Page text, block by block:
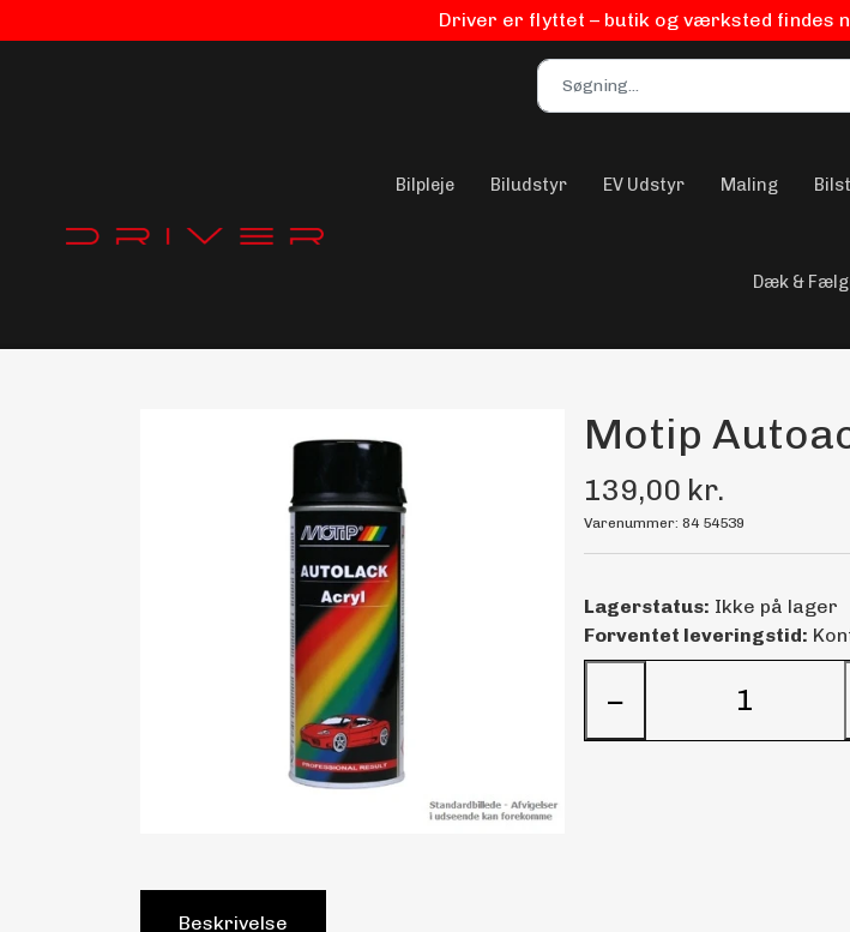
Driver er flyttet – butik og værksted findes
Bilpleje Biludstyr EV Udstyr Maling
Dæk &
Motip
139,00 kr.
Varenummer: 84 54539
Lagerstatus: Ikke på lager
Forventet leveringstid:
−
Beskrivelse